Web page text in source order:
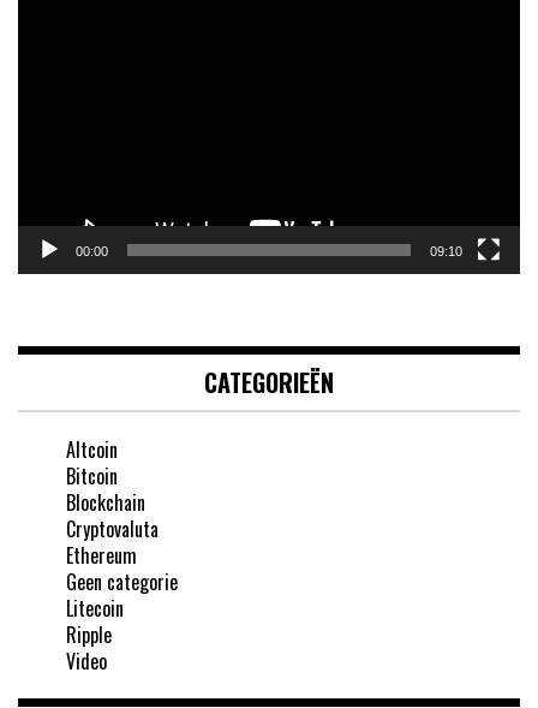
00:00 09:10
CATEGORIEËN
Altcoin
Bitcoin
Blockchain
Cryptovaluta
Ethereum
Geen categorie
Litecoin
Ripple
Video